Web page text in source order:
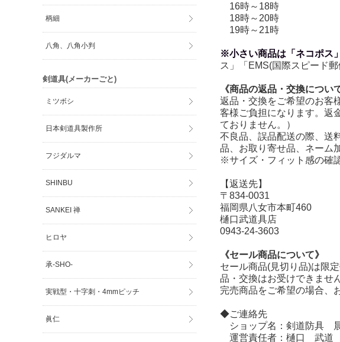
16時～18時
18時～20時
19時～21時
※小さい商品は「ネコポス
ス」「EMS(国際スピード
《商品の返品・交換につい
返品・交換をご希望のお客
客様ご負担になります。返
ておりません。）
不良品、誤品配送の際、送
品、お取り寄せ品、ネーム
※サイズ・フィット感の確
【返送先】
〒834-0031
福岡県八女市本町460
樋口武道具店
0943-24-3603
《セール商品について》
セール商品(見切り品)は限
品・交換はお受けできませ
完売商品をご希望の場合、
◆ご連絡先
ショップ名：剣道防具
運営責任者：樋口 武道
柄細
八角、八角小判
剣道具(メーカーごと)
ミツボシ
日本剣道具製作所
フジダルマ
SHINBU
SANKEI 禅
ヒロヤ
承-SHO-
実戦型・十字刺・4mmピッチ
眞仁